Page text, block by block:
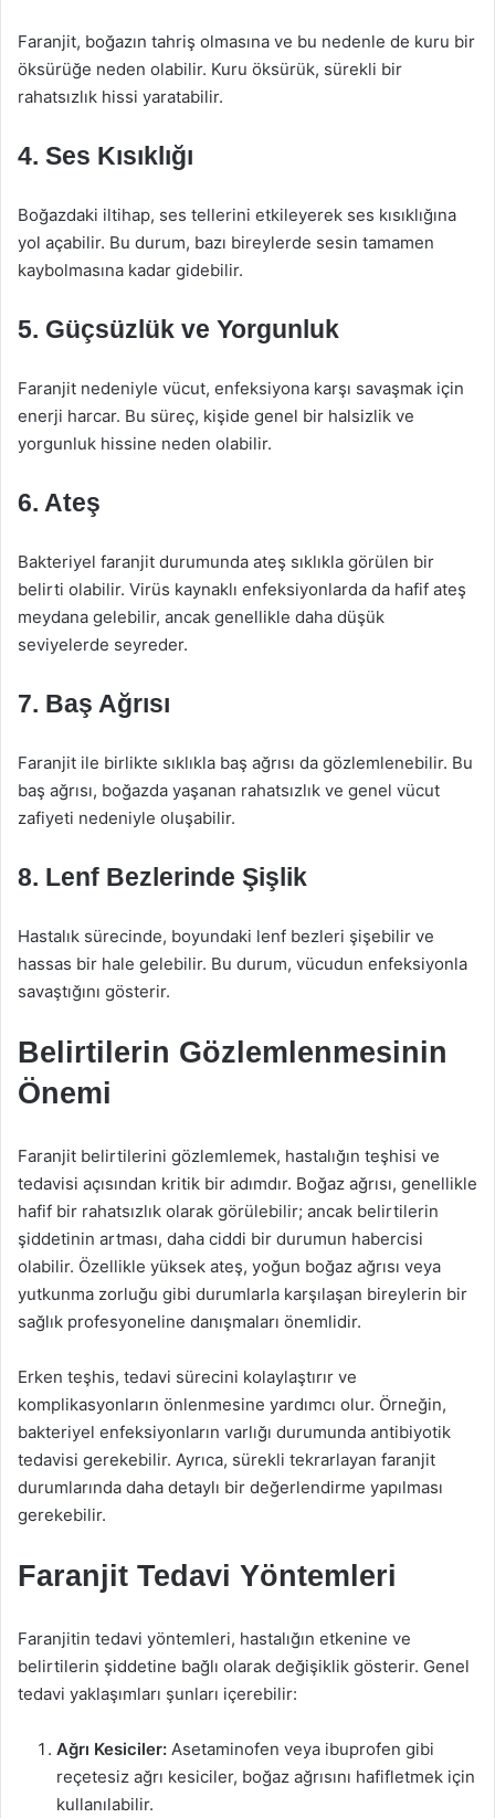
Faranjit, boğazın tahriş olmasına ve bu nedenle de kuru bir
öksürüğe neden olabilir. Kuru öksürük, sürekli bir
rahatsızlık hissi yaratabilir.
4. Ses Kısıklığı
Boğazdaki iltihap, ses tellerini etkileyerek ses kısıklığına
yol açabilir. Bu durum, bazı bireylerde sesin tamamen
kaybolmasına kadar gidebilir.
5. Güçsüzlük ve Yorgunluk
Faranjit nedeniyle vücut, enfeksiyona karşı savaşmak için
enerji harcar. Bu süreç, kişide genel bir halsizlik ve
yorgunluk hissine neden olabilir.
6. Ateş
Bakteriyel faranjit durumunda ateş sıklıkla görülen bir
belirti olabilir. Virüs kaynaklı enfeksiyonlarda da hafif ateş
meydana gelebilir, ancak genellikle daha düşük
seviyelerde seyreder.
7. Baş Ağrısı
Faranjit ile birlikte sıklıkla baş ağrısı da gözlemlenebilir. Bu
baş ağrısı, boğazda yaşanan rahatsızlık ve genel vücut
zafiyeti nedeniyle oluşabilir.
8. Lenf Bezlerinde Şişlik
Hastalık sürecinde, boyundaki lenf bezleri şişebilir ve
hassas bir hale gelebilir. Bu durum, vücudun enfeksiyonla
savaştığını gösterir.
Belirtilerin Gözlemlenmesinin
Önemi
Faranjit belirtilerini gözlemlemek, hastalığın teşhisi ve
tedavisi açısından kritik bir adımdır. Boğaz ağrısı, genellikle
hafif bir rahatsızlık olarak görülebilir; ancak belirtilerin
şiddetinin artması, daha ciddi bir durumun habercisi
olabilir. Özellikle yüksek ateş, yoğun boğaz ağrısı veya
yutkunma zorluğu gibi durumlarla karşılaşan bireylerin bir
sağlık profesyoneline danışmaları önemlidir.
Erken teşhis, tedavi sürecini kolaylaştırır ve
komplikasyonların önlenmesine yardımcı olur. Örneğin,
bakteriyel enfeksiyonların varlığı durumunda antibiyotik
tedavisi gerekebilir. Ayrıca, sürekli tekrarlayan faranjit
durumlarında daha detaylı bir değerlendirme yapılması
gerekebilir.
Faranjit Tedavi Yöntemleri
Faranjitin tedavi yöntemleri, hastalığın etkenine ve
belirtilerin şiddetine bağlı olarak değişiklik gösterir. Genel
tedavi yaklaşımları şunları içerebilir:
Ağrı Kesiciler: Asetaminofen veya ibuprofen gibi
reçetesiz ağrı kesiciler, boğaz ağrısını hafifletmek için
kullanılabilir.